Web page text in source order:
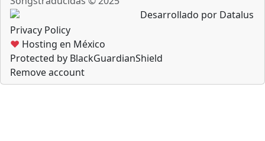
Desarrollado por Datalus
Privacy Policy
♥ Hosting en México
Protected by BlackGuardianShield
Remove account